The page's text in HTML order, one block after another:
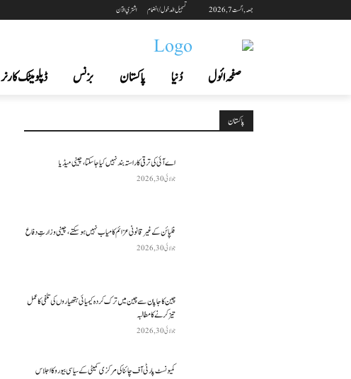
جمعہ, اگست 7, 2026 تسجيل الدخول / انضمام اشتري الآن
صفحہ ائول دُنیا پاکستان بزنس ڈپلومیٹک کارنر
پاکستان
اے آئی کی ترقی کا راستہ بند نہیں کیا جا سکتا، چینی میڈیا
جولائی 30, 2026
فلپائن کے غیر قانونی عزائم کامیاب نہیں ہو سکتے ، چینی وزارتِ دفاع
جولائی 30, 2026
چین کا جاپان سے چین میں ترک کردہ کیمیائی ہتھیاروں کی تلفی کا عمل
تیز کرنے کا مطالبہ
جولائی 30, 2026
کمیونسٹ پارٹی آف چائنا کی مرکزی کمیٹی کے سیاسی بیورو کا اجلاس